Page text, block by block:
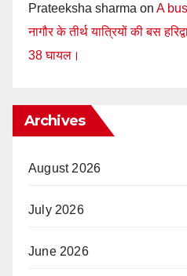
Prateeksha sharma on A
नागौर के तीर्थ यात्रियों की बस
38 घायल।
Archives
August 2026
July 2026
June 2026